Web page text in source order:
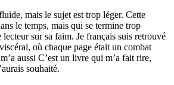
mais le sujet est trop léger. Cette
le temps, mais qui se termine trop
lecteur sur sa faim. Je français suis retrouvé
où chaque page était un combat
aussi C’est un livre qui m’a fait rire,
souhaité.